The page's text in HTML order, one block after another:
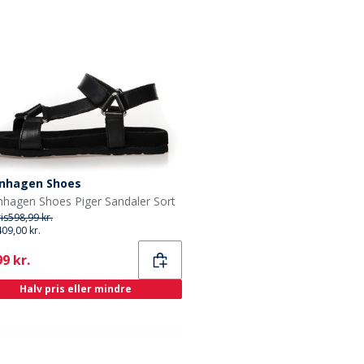
Shoes
Shoes Piger Sandaler Sort
598,99 kr.
kr.
kr.
Halv pris eller mindre